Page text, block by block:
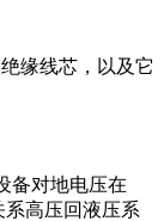
缘线芯，以及它
备对地电压在
高压回液压系